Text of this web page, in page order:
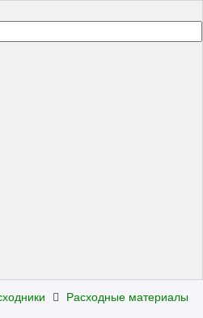
Расходные материалы